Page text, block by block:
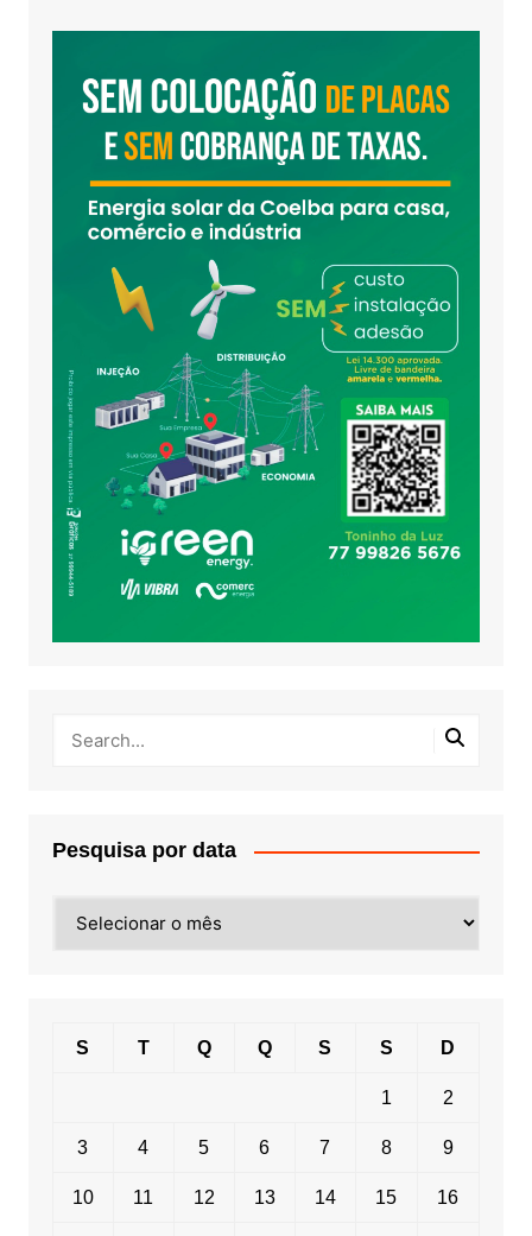
Pesquisa por data
por
S T Q Q S S D
1 2
3 4 5 6 7 8 9
10 11 12 13 14 15 16